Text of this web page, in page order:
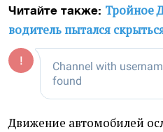
Читайте также: Тройное
водитель пытался
Движение автомобилей